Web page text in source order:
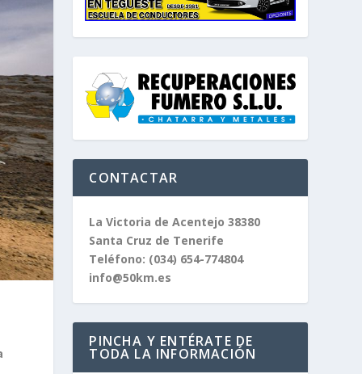
CONTACTAR
La Victoria de Acentejo 38380
Santa Cruz de Tenerife
Teléfono: (034) 654-774804
info@50km.es
PINCHA Y ENTÉRATE DE
TODA LA INFORMACIÓN